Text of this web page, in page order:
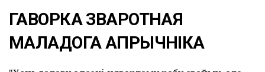
ГАВОРКА ЗВАРОТНАЯ
МАЛАДОГА АПРЫЧНІКА